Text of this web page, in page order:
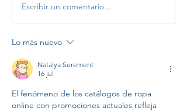
Escribir un comentario...
Lo más nuevo
Natalya Serement
16 jul
El fenómeno de los catálogos de ropa
online con promociones actuales refleja